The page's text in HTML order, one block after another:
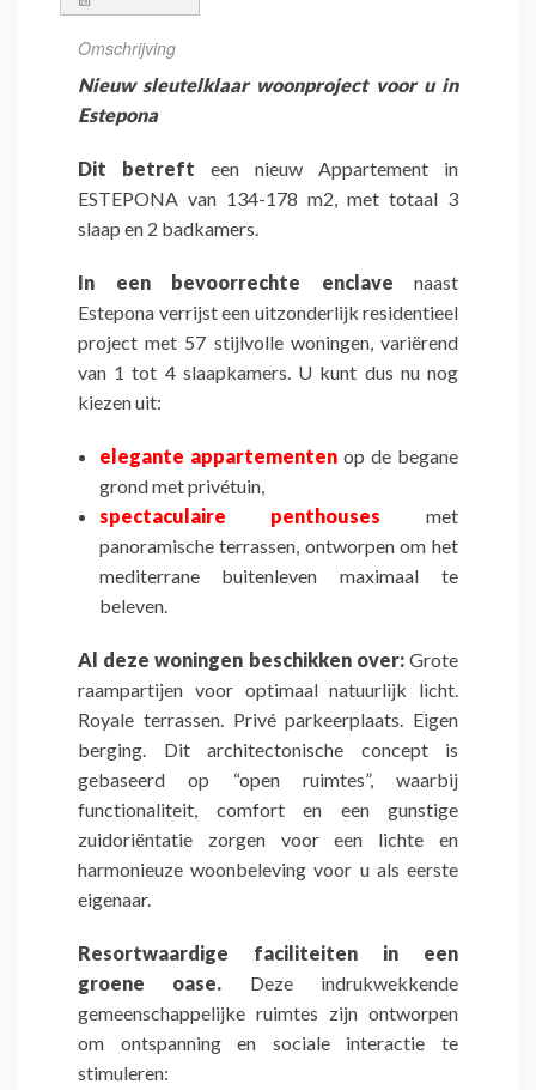
Omschrijving
Nieuw sleutelklaar woonproject voor u in
Estepona
Dit betreft een nieuw Appartement in
ESTEPONA van 134-178 m2, met totaal 3
slaap en 2 badkamers.
In een bevoorrechte enclave naast
Estepona verrijst een uitzonderlijk residentieel
project met 57 stijlvolle woningen, variërend
van 1 tot 4 slaapkamers. U kunt dus nu nog
kiezen uit:
elegante appartementenop de begane
grond met privétuin,
spectaculaire penthouses met
panoramische terrassen, ontworpen om het
mediterrane buitenleven maximaal te
beleven.
Al deze woningen beschikken over: Grote
raampartijen voor optimaal natuurlijk licht.
Royale terrassen. Privé parkeerplaats. Eigen
berging. Dit architectonische concept is
gebaseerd op “open ruimtes”, waarbij
functionaliteit, comfort en een gunstige
zuidoriëntatie zorgen voor een lichte en
harmonieuze woonbeleving voor u als eerste
eigenaar.
Resortwaardige faciliteiten in een
groene oase. Deze indrukwekkende
gemeenschappelijke ruimtes zijn ontworpen
om ontspanning en sociale interactie te
stimuleren: